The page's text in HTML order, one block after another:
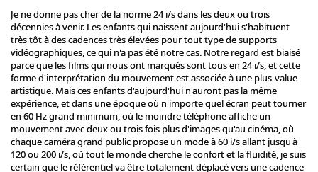
Je ne donne pas cher de la norme 24 i/s dans les deux ou trois
décennies à venir. Les enfants qui naissent aujourd'hui s'habituent
très tôt à des cadences très élevées pour tout type de supports
vidéographiques, ce qui n'a pas été notre cas. Notre regard est biaisé
parce que les films qui nous ont marqués sont tous en 24 i/s, et cette
forme d'interprétation du mouvement est associée à une plus-value
artistique. Mais ces enfants d'aujourd'hui n'auront pas la même
expérience, et dans une époque où n'importe quel écran peut tourner
en 60 Hz grand minimum, où le moindre téléphone affiche un
mouvement avec deux ou trois fois plus d'images qu'au cinéma, où
chaque caméra grand public propose un mode à 60 i/s allant jusqu'à
120 ou 200 i/s, où tout le monde cherche le confort et la fluidité, je suis
certain que le référentiel va être totalement déplacé vers une cadence